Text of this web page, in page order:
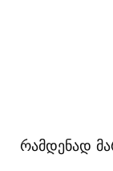
რამდენად